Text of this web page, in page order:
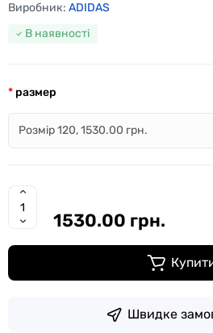
Виробник: ADIDAS
В наявності
размер
1530.00 грн.
Швидке